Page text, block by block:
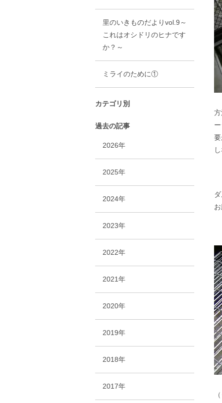
里のいきものだよりvol.9～
これはオシドリのヒナです
か？～
ミライのために①
カテゴリ別
過去の記事
2026年
2025年
2024年
2023年
2022年
2021年
2020年
2019年
2018年
2017年